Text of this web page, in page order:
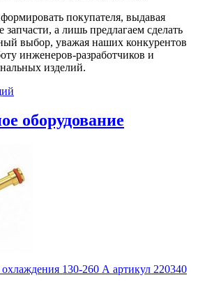
покупателя, выдавая
а лишь предлагаем сделать
выбор, уважая наших конкурентов
инженеров-разработчиков и
изделий.
оборудование
130-260 А артикул 220340